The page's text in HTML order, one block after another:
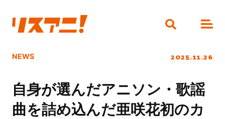
NEWS 2025.11.26
自身が選んだアニソン・歌謡
曲を詰め込んだ亜咲花初のカ